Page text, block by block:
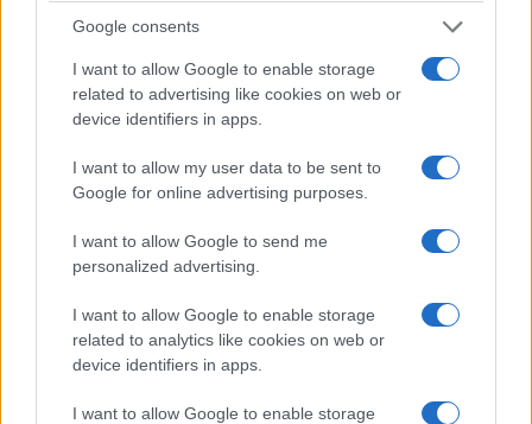
Google consents
I want to allow Google to enable storage
related to advertising like cookies on web or
device identifiers in apps.
I want to allow my user data to be sent to
Google for online advertising purposes.
I want to allow Google to send me
personalized advertising.
I want to allow Google to enable storage
related to analytics like cookies on web or
device identifiers in apps.
I want to allow Google to enable storage